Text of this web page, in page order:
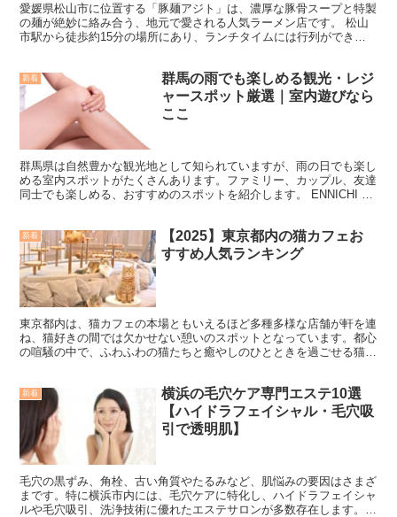
愛媛県松山市に位置する「豚麺アジト」は、濃厚な豚骨スープと特製
の麺が絶妙に絡み合う、地元で愛される人気ラーメン店です。 松山
市駅から徒歩約15分の場所にあり、ランチタイムには行列ができる
新着
群馬の雨でも楽しめる観光・レジ
ャースポット厳選｜室内遊びなら
ここ
群馬県は自然豊かな観光地として知られていますが、雨の日でも楽し
める室内スポットがたくさんあります。ファミリー、カップル、友達
同士でも楽しめる、おすすめのスポットを紹介します。 ENNICHI by
新着
【2025】東京都内の猫カフェお
すすめ人気ランキング
東京都内は、猫カフェの本場ともいえるほど多種多様な店舗が軒を連
ね、猫好きの間では欠かせない憩いのスポットとなっています。都心
の喧騒の中で、ふわふわの猫たちと癒やしのひとときを過ごせる猫カ
新着
横浜の毛穴ケア専門エステ10選
【ハイドラフェイシャル・毛穴吸
引で透明肌】
毛穴の黒ずみ、角栓、古い角質やたるみなど、肌悩みの要因はさまざ
まです。特に横浜市内には、毛穴ケアに特化し、ハイドラフェイシャ
ルや毛穴吸引、洗浄技術に優れたエステサロンが多数存在します。